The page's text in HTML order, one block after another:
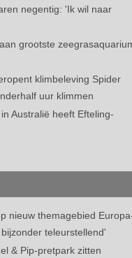
negentig: 'Ik wil naar
grootste
klimbeleving Spider
uur klimmen
Australië heeft Efteling-
nieuw themagebied
teleurstellend'
& Pip-pretpark zitten